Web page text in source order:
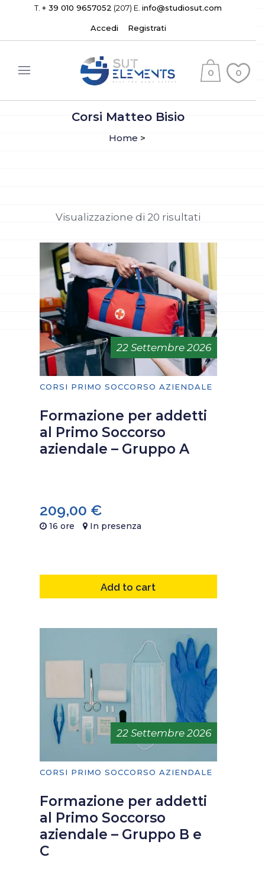
T. + 39 010 9657052 (207) E. info@studiosut.com
Accedi Registrati
0 0
Corsi Matteo Bisio
Home >
Visualizzazione di 20 risultati
22 Settembre 2026
CORSI PRIMO SOCCORSO AZIENDALE
Formazione per addetti
al Primo Soccorso
aziendale – Gruppo A
209,00 €
16 ore In presenza
Add to cart
22 Settembre 2026
CORSI PRIMO SOCCORSO AZIENDALE
Formazione per addetti
al Primo Soccorso
aziendale – Gruppo B e
C